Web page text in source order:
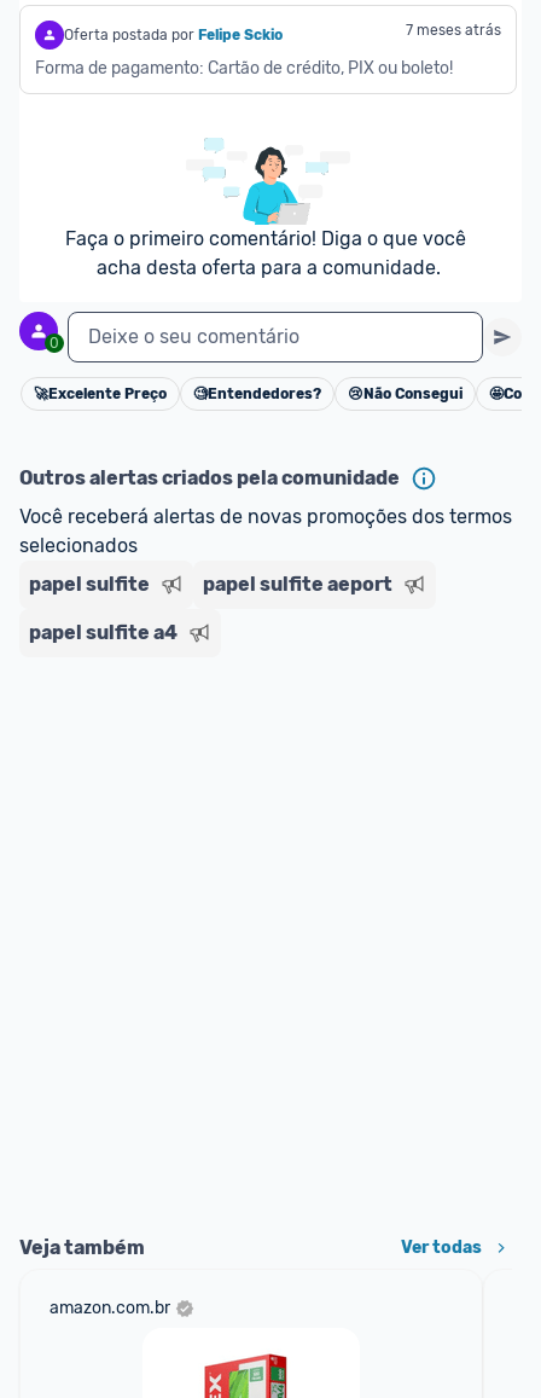
Oferta postada por Felipe Sckio 7 meses atrás
Forma de pagamento: Cartão de crédito, PIX ou boleto!
Faça o primeiro comentário! Diga o que você
acha desta oferta para a comunidade.
0 Deixe o seu comentário
Cancelar
🚀Excelente Preço 🧐Entendedores? 😢 Não Consegui 🤩
Outros alertas criados pela comunidade
Você receberá alertas de novas promoções dos termos
selecionados
papel sulfite
papel sulfite aeport
papel sulfite a4
Veja também Ver todas
amazon.com.br